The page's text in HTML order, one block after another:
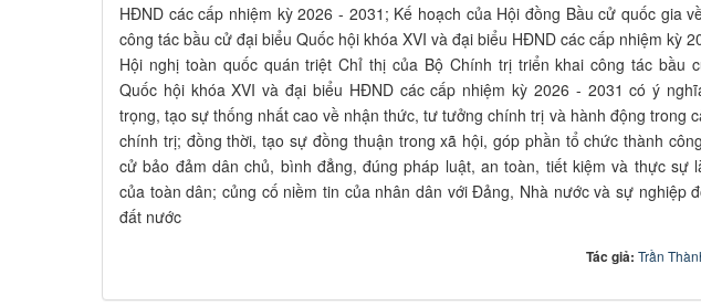
HĐND các cấp nhiệm kỳ 2026 - 2031; Kế hoạch của Hội đồng Bầu cử quốc gia
công tác bầu cử đại biểu Quốc hội khóa XVI và đại biểu HĐND các cấp nhiệm kỳ
Hội nghị toàn quốc quán triệt Chỉ thị của Bộ Chính trị triển khai công tác bầu
Quốc hội khóa XVI và đại biểu HĐND các cấp nhiệm kỳ 2026 - 2031 có ý
trọng, tạo sự thống nhất cao về nhận thức, tư tưởng chính trị và hành động trong
chính trị; đồng thời, tạo sự đồng thuận trong xã hội, góp phần tổ chức thành
cử bảo đảm dân chủ, bình đẳng, đúng pháp luật, an toàn, tiết kiệm và thực sự
của toàn dân; củng cố niềm tin của nhân dân với Đảng, Nhà nước và sự nghiệp
đất nước
Tác giả: Trần